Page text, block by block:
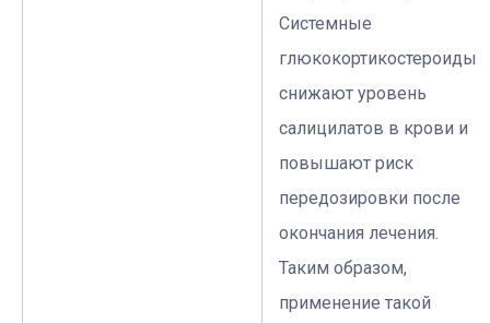
Системные
глюкокортикостероиды
снижают уровень
салицилатов в крови и
повышают риск
передозировки после
окончания лечения.
Таким образом,
применение такой